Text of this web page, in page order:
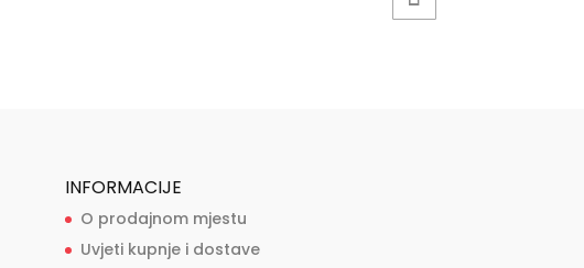
INFORMACIJE
O prodajnom mjestu
Uvjeti kupnje i dostave